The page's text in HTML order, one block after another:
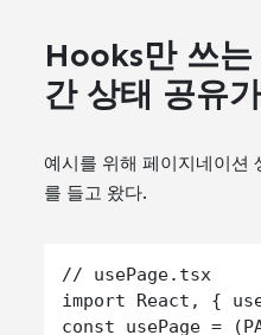
Hooks만 쓰
간 상태 공유
예시를 위해 페이지네이션
를 들고 왔다.
// usePage.tsx
import React, {
const usePage =